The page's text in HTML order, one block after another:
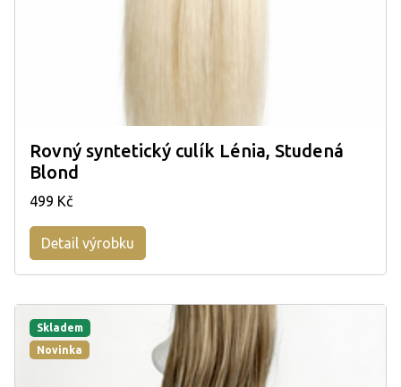
Rovný syntetický culík Lénia, Studená
Blond
499 Kč
Detail výrobku
Skladem
Novinka